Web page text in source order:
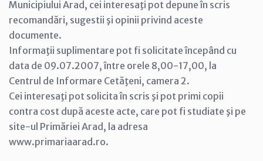
Municipiului Arad, cei interesaţi pot depune în scris
recomandări, sugestii şi opinii privind aceste
documente.
Informaţii suplimentare pot fi solicitate începând cu
data de 09.07.2007, între orele 8,00-17,00, la
Centrul de Informare Cetăţeni, camera 2.
Cei interesaţi pot solicita în scris şi pot primi copii
contra cost după aceste acte, care pot fi studiate şi pe
site-ul Primăriei Arad, la adresa
www.primariaarad.ro.